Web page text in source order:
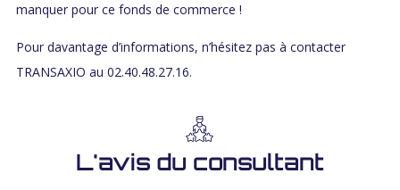
manquer pour ce fonds de commerce !
Pour davantage d’informations, n’hésitez pas à contacter
TRANSAXIO au 02.40.48.27.16.
L'avis du consultant